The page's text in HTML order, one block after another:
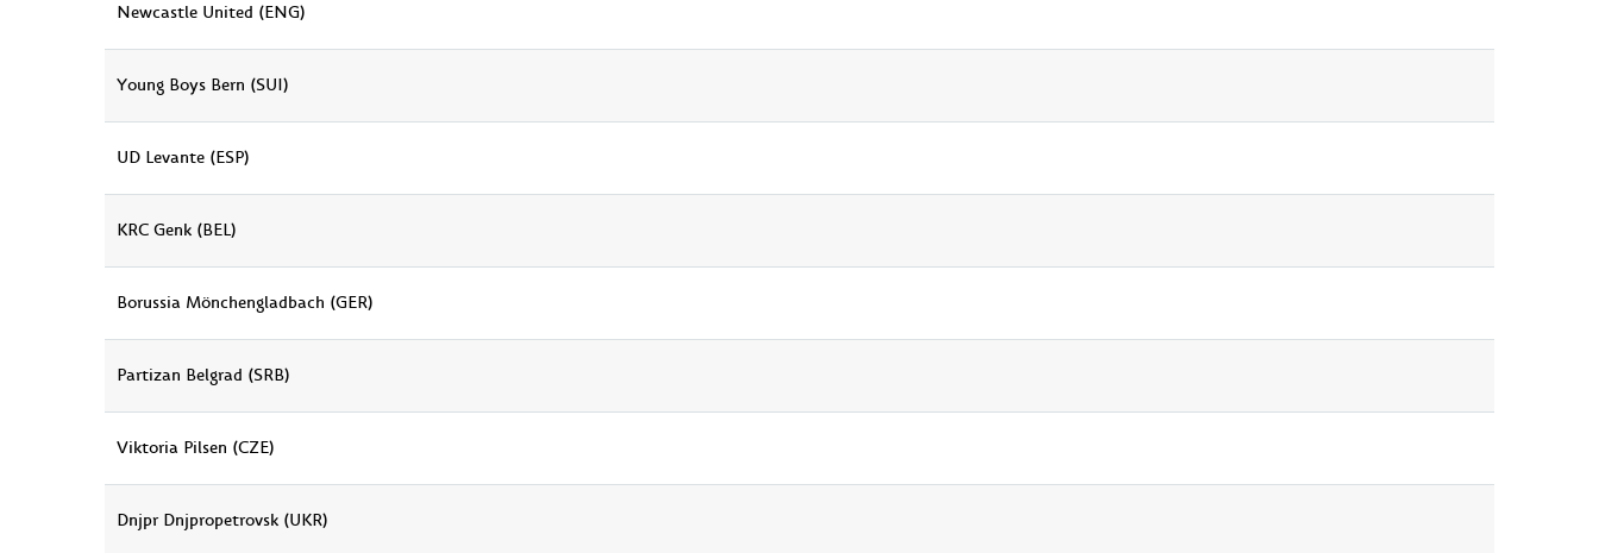
Newcastle United (ENG)
Young Boys Bern (SUI)
UD Levante (ESP)
KRC Genk (BEL)
Borussia Mönchengladbach (GER)
Partizan Belgrad (SRB)
Viktoria Pilsen (CZE)
Dnjpr Dnjpropetrovsk (UKR)